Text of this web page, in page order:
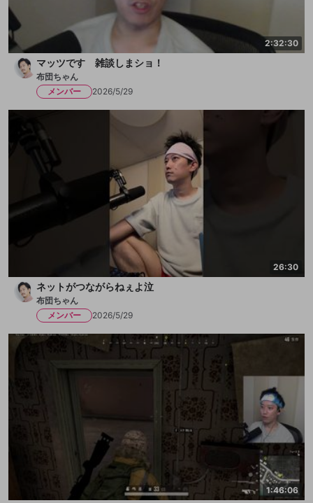
2:32:30
マッツです 雑談しまショ！
布団ちゃん
メンバー
2026/5/29
26:30
ネットがつながらねぇよ泣
布団ちゃん
メンバー
2026/5/29
1:46:06